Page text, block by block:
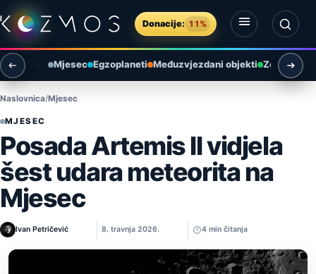
Preskoči na sadržaj
Donacije: 11%
Otvori izbornik
Otvori pretragu
Mjesec Egzoplaneti Međuzvjezdani objekti Zemlja i
Naslovnica Mjesec
MJESEC
Posada Artemis II vidjela
šest udara meteorita na
Mjesec
Ivan Petričević 8. travnja 2026. 4 min čitanja